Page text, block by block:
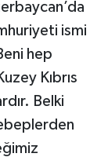
ismi
hep
Kıbrıs
Belki